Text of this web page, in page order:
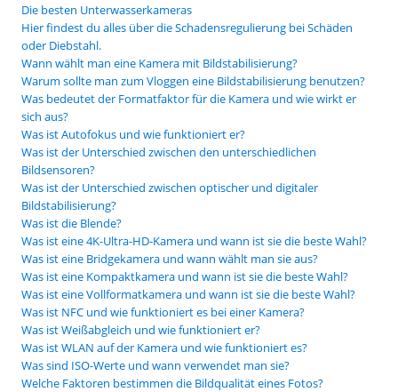
Die besten Unterwasserkameras
Hier findest du alles über die Schadensregulierung bei Schäden
oder Diebstahl.
Wann wählt man eine Kamera mit Bildstabilisierung?
Warum sollte man zum Vloggen eine Bildstabilisierung benutzen?
Was bedeutet der Formatfaktor für die Kamera und wie wirkt er
sich aus?
Was ist Autofokus und wie funktioniert er?
Was ist der Unterschied zwischen den unterschiedlichen
Bildsensoren?
Was ist der Unterschied zwischen optischer und digitaler
Bildstabilisierung?
Was ist die Blende?
Was ist eine 4K-Ultra-HD-Kamera und wann ist sie die beste Wahl?
Was ist eine Bridgekamera und wann wählt man sie aus?
Was ist eine Kompaktkamera und wann ist sie die beste Wahl?
Was ist eine Vollformatkamera und wann ist sie die beste Wahl?
Was ist NFC und wie funktioniert es bei einer Kamera?
Was ist Weißabgleich und wie funktioniert er?
Was ist WLAN auf der Kamera und wie funktioniert es?
Was sind ISO-Werte und wann verwendet man sie?
Welche Faktoren bestimmen die Bildqualität eines Fotos?